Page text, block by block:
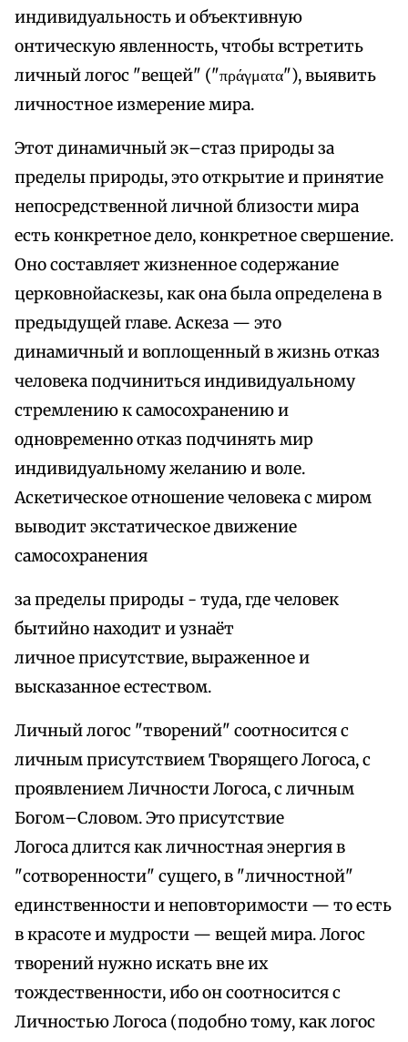
индивидуальность и объективную
онтическую явленность, чтобы встретить
личный логос "вещей" ("πράγματα"), выявить
личностное измерение мира.
Этот динамичный эк–стаз природы за
пределы природы, это открытие и принятие
непосредственной личной близости мира
есть конкретное дело, конкретное свершение.
Оно составляет жизненное содержание
церковнойаскезы, как она была определена в
предыдущей главе. Аскеза — это
динамичный и воплощенный в жизнь отказ
человека подчиниться индивидуальному
стремлению к самосохранению и
одновременно отказ подчинять мир
индивидуальному желанию и воле.
Аскетическое отношение человека с миром
выводит экстатическое движение
самосохранения
за пределы природы - туда, где человек
бытийно находит и узнаёт
личное присутствие, выраженное и
высказанное естеством.
Личный логос "творений" соотносится с
личным присутствием Творящего Логоса, с
проявлением Личности Логоса, с личным
Богом–Словом. Это присутствие
Логоса длится как личностная энергия в
"сотворенности" сущего, в "личностной"
единственности и неповторимости — то есть
в красоте и мудрости — вещей мира. Логос
творений нужно искать вне их
тождественности, ибо он соотносится с
Личностью Логоса (подобно тому, как логос